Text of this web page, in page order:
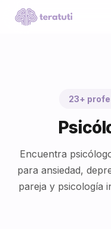
23+
Encuentra
para ansiedad,
pareja y psicología